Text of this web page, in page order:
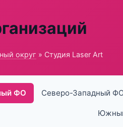
округ » Студия Laser Art
ФО Северо-Западный